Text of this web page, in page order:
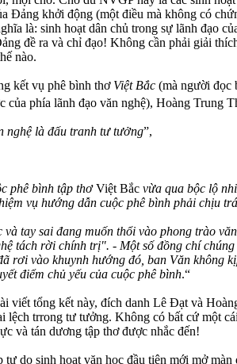
Đảng khởi động (một điều mà không có
là: sinh hoạt dân chủ trong sự lãnh đạo
đề ra và chỉ đạo! Không cần phải giải
nào.
kết vụ phê bình thơ Việt Bắc (mà người đọc
của phía lãnh đạo văn nghệ), Hoàng Trung
nghệ là đấu tranh tư tưởng”,
phê bình tập thơViệt Bắc vừa qua bộc lộ
vụ hướng dẫn cuộc phê bình phải chịu
và tay sai đang muốn thổi vào phong trào
tách rời chính trị". - Một số đồng chí
rơi vào khuynh hướng đó, ban Văn không
điểm chủ yếu của cuộc phê bình.“
viết tổng kết này, đích danh Lê Đạt và
lệch trrong tư tưởng. Không có bất cứ một
và tán dương tập thơ được nhắc đến!
tự do sinh hoạt văn học đầu tiên mới mở